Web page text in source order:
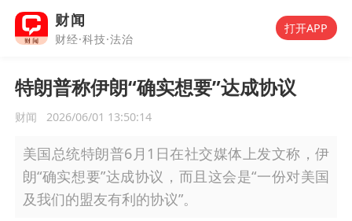
财闻
财经·科技·法治
打开APP
特朗普称伊朗“确实想要”达成协议
财闻 2026/06/01 13:50:14
美国总统特朗普6月1日在社交媒体上发文称，伊
朗“确实想要”达成协议，而且这会是“一份对美国
及我们的盟友有利的协议”。